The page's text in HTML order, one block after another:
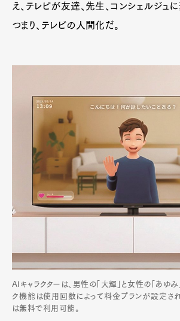
え、テレビが友達、先生、コンシェルジュ
つまり、テレビの人間化だ。
AIキャラクターは、男性の「大輝」と女性の「あゆ
ク機能は使用回数によって料金プランが設定さ
は無料で利用可能。